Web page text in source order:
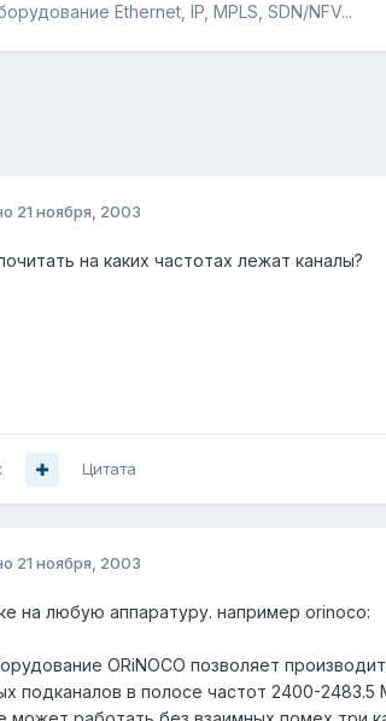
Ethernet, IP, MPLS, SDN/NFV...
21 ноября, 2003
на каких частотах лежат каналы?
Цитата
21 ноября, 2003
на любую аппаратуру. например orinoco:
ORiNOCO позволяет
подканалов в полосе частот 2400-2483.5